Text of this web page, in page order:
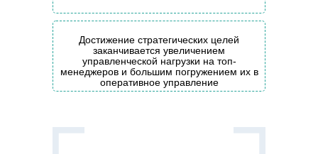
Достижение стратегических целей
заканчивается увеличением
управленческой нагрузки на топ-
менеджеров и большим погружением их в
оперативное управление